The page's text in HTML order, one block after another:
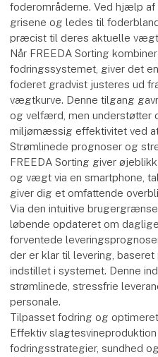
foderområderne. Ved hjælp
grisene og ledes til
præcist til deres aktuelle
Når FREEDA Sorting
fodringssystemet, giver det
foderet gradvist justeres ud
vægtkurve. Denne tilgang
og velfærd, men understøtter
miljømæssig effektivitet ved
Strømlinede prognoser og
FREEDA Sorting giver
og vægt via en smartphone,
giver dig et omfattende
Via den intuitive
løbende opdateret om
forventede
der er klar til levering,
indstillet i systemet. Denne
strømlinede, stressfrie
personale.
Tilpasset fodring og
Effektiv
fodringsstrategier, sundhed